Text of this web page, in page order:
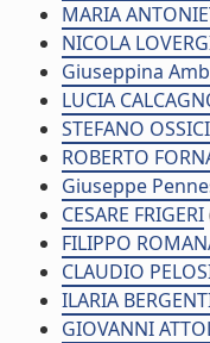
MARIA
NICOLA
Giuseppina
LUCIA
STEFANO
ROBERTO
Giuseppe
CESARE FRIGERI
FILIPPO
CLAUDIO
ILARIA
GIOVANNI